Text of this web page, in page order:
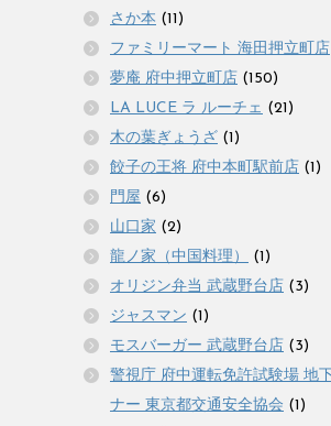
さか本 (11)
ファミリーマート 海田押立町店
夢庵 府中押立町店 (150)
LA LUCE ラ ルーチェ (21)
木の葉ぎょうざ (1)
餃子の王将 府中本町駅前店 (1)
門屋 (6)
山口家 (2)
龍ノ家（中国料理）
(1)
オリジン弁当 武蔵野台店 (3)
ジャスマン (1)
モスバーガー 武蔵野台店 (3)
警視庁 府中運転免許試験場 地
ナー 東京都交通安全協会 (1)